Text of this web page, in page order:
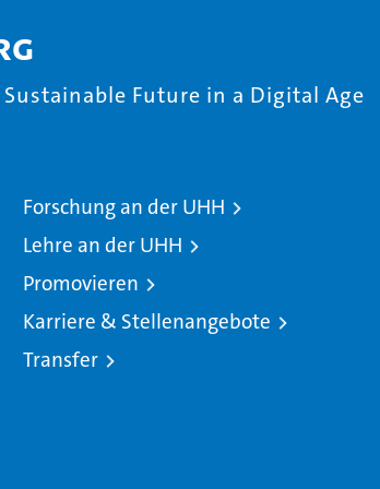
Future in a Digital Age
Forschung an der UHH
Lehre an der UHH
Promovieren
Karriere & Stellenangebote
Transfer